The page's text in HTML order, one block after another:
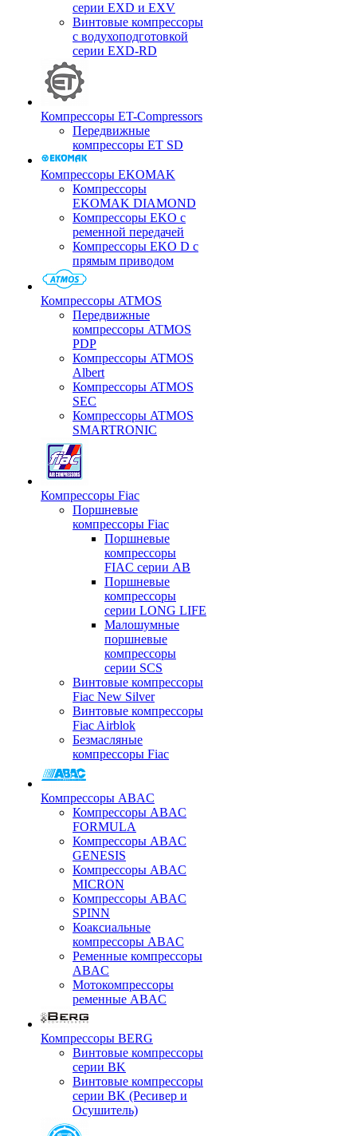
серии EXD и EXV
Винтовые компрессоры
с водухоподготовкой
серии EXD-RD
Компрессоры ET-Compressors
Передвижные
компрессоры ET SD
Компрессоры EKOMAK
Компрессоры
EKOMAK DIAMOND
Компрессоры EKO c
ременной передачей
Компрессоры EKO D с
прямым приводом
Компрессоры ATMOS
Передвижные
компрессоры ATMOS
PDP
Компрессоры ATMOS
Albert
Компрессоры ATMOS
SEC
Компрессоры ATMOS
SMARTRONIC
Компрессоры Fiac
Поршневые
компрессоры Fiac
Поршневые
компрессоры
FIAC серии AB
Поршневые
компрессоры
серии LONG LIFE
Малошумные
поршневые
компрессоры
серии SCS
Винтовые компрессоры
Fiac New Silver
Винтовые компрессоры
Fiac Airblok
Безмасляные
компрессоры Fiac
Компрессоры ABAC
Компрессоры ABAC
FORMULA
Компрессоры ABAC
GENESIS
Компрессоры ABAC
MICRON
Компрессоры ABAC
SPINN
Коаксиальные
компрессоры ABAC
Ременные компрессоры
ABAC
Мотокомпрессоры
ременные ABAC
Компрессоры BERG
Винтовые компрессоры
серии BK
Винтовые компрессоры
серии BK (Ресивер и
Осушитель)